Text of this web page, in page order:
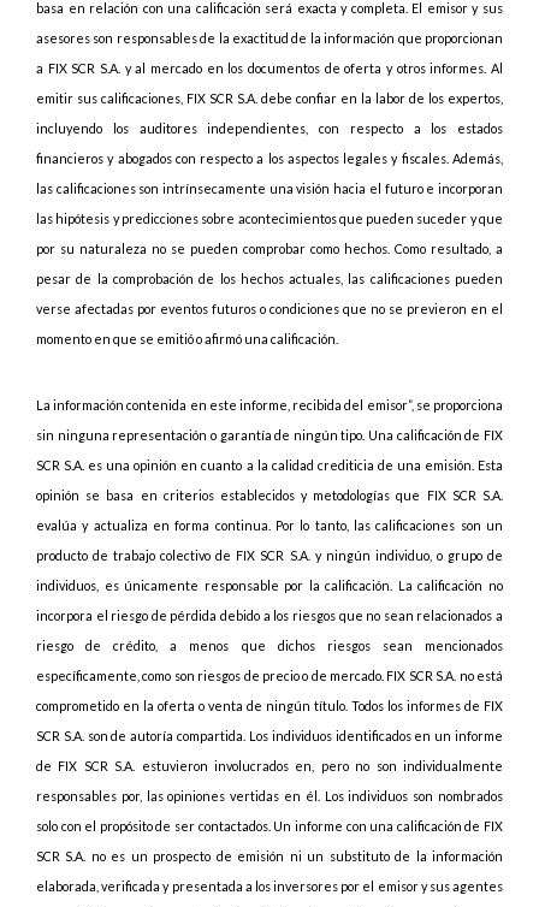
basa en relación con una calificación será exacta y completa. El emisor y sus
asesores son responsables de la exactitud de la información que proporcionan
a FIX SCR S.A. y al mercado en los documentos de oferta y otros informes. Al
emitir sus calificaciones, FIX SCR S.A. debe confiar en la labor de los expertos,
incluyendo los auditores independientes, con respecto a los estados
financieros y abogados con respecto a los aspectos legales y fiscales. Además,
las calificaciones son intrínsecamente una visión hacia el futuro e incorporan
las hipótesis y predicciones sobre acontecimientos que pueden suceder y que
por su naturaleza no se pueden comprobar como hechos. Como resultado, a
pesar de la comprobación de los hechos actuales, las calificaciones pueden
verse afectadas por eventos futuros o condiciones que no se previeron en el
momento en que se emitió o afirmó una calificación.
La información contenida en este informe, recibida del emisor”, se proporciona
sin ninguna representación o garantía de ningún tipo. Una calificación de FIX
SCR S.A. es una opinión en cuanto a la calidad crediticia de una emisión. Esta
opinión se basa en criterios establecidos y metodologías que FIX SCR S.A.
evalúa y actualiza en forma continua. Por lo tanto, las calificaciones son un
producto de trabajo colectivo de FIX SCR S.A. y ningún individuo, o grupo de
individuos, es únicamente responsable por la calificación. La calificación no
incorpora el riesgo de pérdida debido a los riesgos que no sean relacionados a
riesgo de crédito, a menos que dichos riesgos sean mencionados
específicamente, como son riesgos de precio o de mercado. FIX SCR S.A. no está
comprometido en la oferta o venta de ningún título. Todos los informes de FIX
SCR S.A. son de autoría compartida. Los individuos identificados en un informe
de FIX SCR S.A. estuvieron involucrados en, pero no son individualmente
responsables por, las opiniones vertidas en él. Los individuos son nombrados
solo con el propósito de ser contactados. Un informe con una calificación de FIX
SCR S.A. no es un prospecto de emisión ni un substituto de la información
elaborada, verificada y presentada a los inversores por el emisor y sus agentes